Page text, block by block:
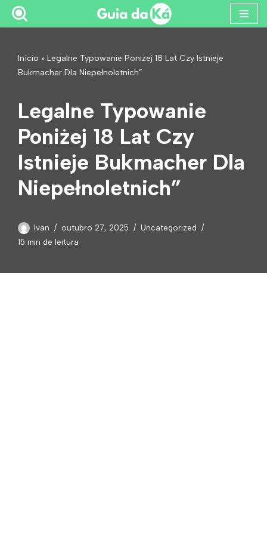
conteúdo
Início » Legalne Typowanie Poniżej 18 Lat Czy Istnieje
Bukmacher Dla Niepełnoletnich”
Legalne Typowanie
Poniżej 18 Lat Czy
Istnieje Bukmacher Dla
Niepełnoletnich”
Ivan outubro 27, 2025
Uncategorized
15 min de leitura